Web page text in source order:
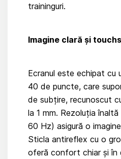
traininguri.
Imagine clară și
Ecranul este echipat cu
40 de puncte, care
de subțire, recunoscut
la 1 mm. Rezoluția
60 Hz) asigură o
Sticla antireflex cu o
oferă confort chiar și în